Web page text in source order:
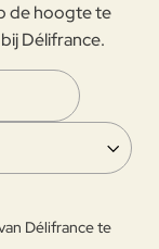
de hoogte te
Délifrance.
Délifrance te